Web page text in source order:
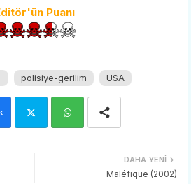
Puanı
polisiye-gerilim USA
DAHA YENI
Maléfique (2002)